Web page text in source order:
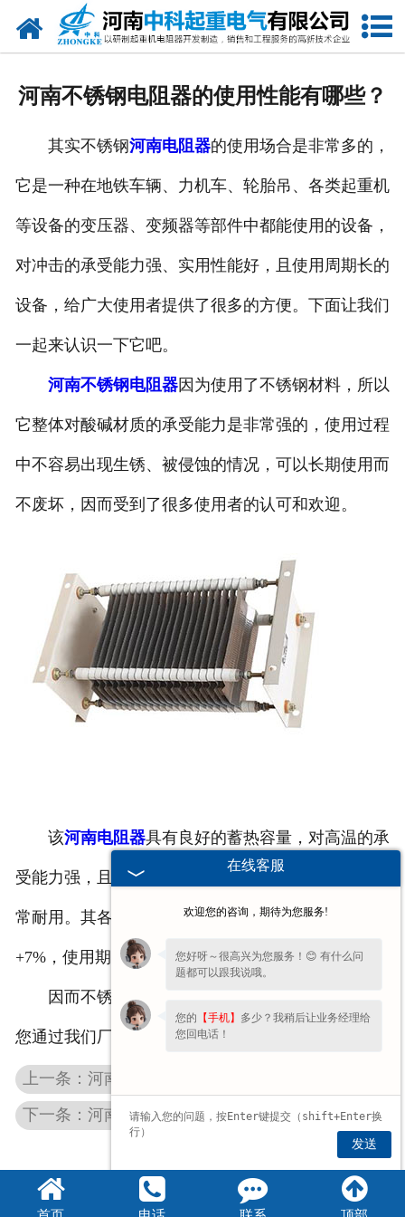
网站首页
公司风采
联系我们
河南不锈钢电阻器的使用性能有哪些？
其实不锈钢河南电阻器的使用场合是非常多的，
它是一种在地铁车辆、力机车、轮胎吊、各类起重机
等设备的变压器、变频器等部件中都能使用的设备，
对冲击的承受能力强、实用性能好，且使用周期长的
设备，给广大使用者提供了很多的方便。下面让我们
一起来认识一下它吧。
河南不锈钢电阻器因为使用了不锈钢材料，所以
它整体对酸碱材质的承受能力是非常强的，使用过程
中不容易出现生锈、被侵蚀的情况，可以长期使用而
不废坏，因而受到了很多使用者的认可和欢迎。
该河南电阻器具有良好的蓄热容量，对高温的承
受能力强，且不容易发生氧化、断裂的情况，因而非
常耐用。其各段的电阻值误差非常小，总阻值不大于
+7%，使用期间出现故障的几率非常低。
因而不锈钢电阻器的整体性能是非常好的，欢迎
您通过我们厂家进行购买。
上一条：河南起重机电气柜的主要作用是什么
下一条：河南起重机电阻器厂家分享一些关于电阻器的相关知识
在线客服
欢迎您的咨询，期待为您服务!
您好呀～很高兴为您服务！😊 有什么问
题都可以跟我说哦。
您的 【手机】 多少？我稍后让业务经理给
您回电话！
发送